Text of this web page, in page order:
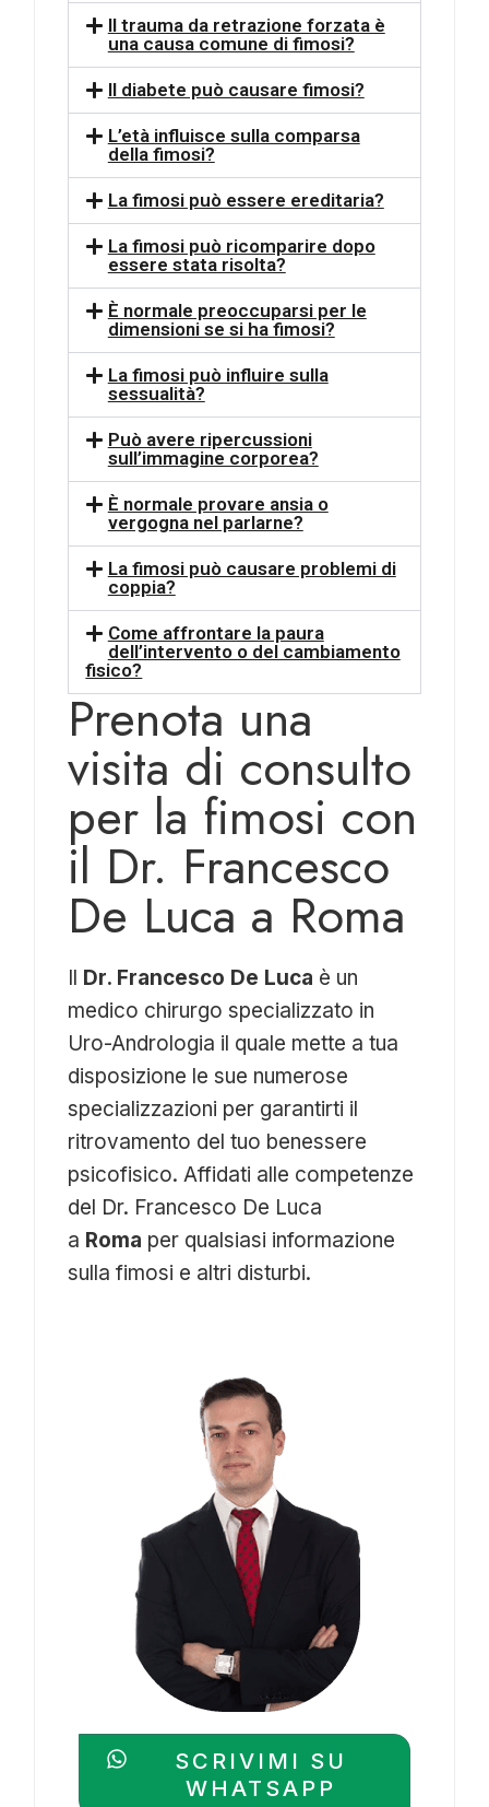
Il trauma da retrazione forzata è
una causa comune di fimosi?
Il diabete può causare fimosi?
L’età influisce sulla comparsa
della fimosi?
La fimosi può essere ereditaria?
La fimosi può ricomparire dopo
essere stata risolta?
È normale preoccuparsi per le
dimensioni se si ha fimosi?
La fimosi può influire sulla
sessualità?
Può avere ripercussioni
sull’immagine corporea?
È normale provare ansia o
vergogna nel parlarne?
La fimosi può causare problemi di
coppia?
Come affrontare la paura
dell’intervento o del cambiamento
fisico?
Prenota una
visita di consulto
per la fimosi con
il Dr. Francesco
De Luca a Roma
Il Dr. Francesco De Luca è un
medico chirurgo specializzato in
Uro-Andrologia il quale mette a tua
disposizione le sue numerose
specializzazioni per garantirti il
ritrovamento del tuo benessere
psicofisico. Affidati alle competenze
del Dr. Francesco De Luca
a Roma per qualsiasi informazione
sulla fimosi e altri disturbi.
SCRIVIMI SU
WHATSAPP